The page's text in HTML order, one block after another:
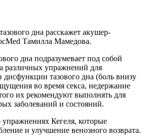
дна расскажет акушер-
Тамилла Мамедова.
дна подразумевает под собой
различных упражнений для
дисфункции тазового дна (боль внизу
во время секса, недержание
их рекомендуют выполнять для
заболеваний и состояний.
упражнениях Кегеля, которые
и улучшение венозного возврата.